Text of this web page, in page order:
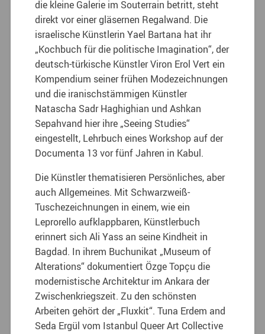
die kleine Galerie im Souterrain betritt, steht
direkt vor einer gläsernen Regalwand. Die
israelische Künstlerin Yael Bartana hat ihr
„Kochbuch für die politische Imagination“, der
deutsch-türkische Künstler Viron Erol Vert ein
Kompendium seiner frühen Modezeichnungen
und die iranischstämmigen Künstler
Natascha Sadr Haghighian und Ashkan
Sepahvand hier ihre „Seeing Studies“
eingestellt, Lehrbuch eines Workshop auf der
Documenta 13 vor fünf Jahren in Kabul.
Die Künstler thematisieren Persönliches, aber
auch Allgemeines. Mit Schwarzweiß-
Tuschezeichnungen in einem, wie ein
Leprorello aufklappbaren, Künstlerbuch
erinnert sich Ali Yass an seine Kindheit in
Bagdad. In ihrem Buchunikat „Museum of
Alterations“ dokumentiert Özge Topçu die
modernistische Architektur im Ankara der
Zwischenkriegszeit. Zu den schönsten
Arbeiten gehört der „Fluxkit“. Tuna Erdem and
Seda Ergül vom Istanbul Queer Art Collective